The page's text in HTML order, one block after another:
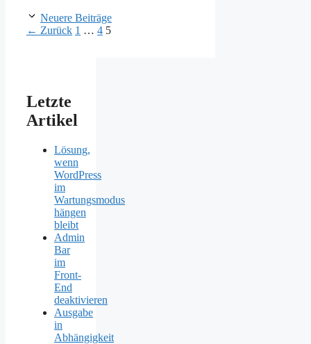
Neuere Beiträge
← Zurück Seite
1 … Seite
4 Seite
5
Letzte
Artikel
Lösung,
wenn
WordPress
im
Wartungsmodus
hängen
bleibt
Admin
Bar
im
Front-
End
deaktivieren
Ausgabe
in
Abhängigkeit